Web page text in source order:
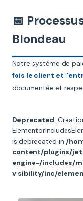
📅
Blondeau
Notre système de
fois le client et
documentée et
Deprecated:
is deprecated in /
content/plugins/
engine-/includes/
visibility/inc/